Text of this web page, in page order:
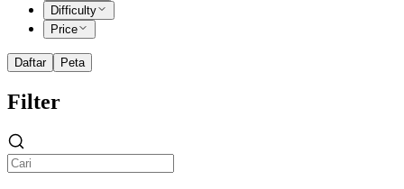
Difficulty
Price
Daftar Peta
Filter